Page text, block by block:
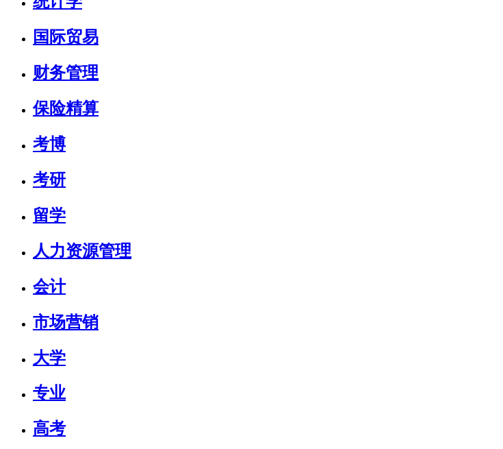
国际贸易
财务管理
保险精算
考博
考研
留学
人力资源管理
会计
市场营销
大学
专业
高考